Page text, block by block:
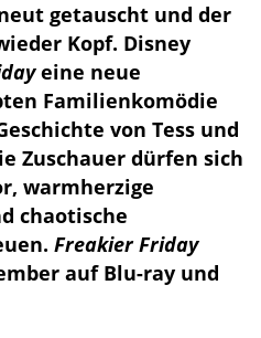
getauscht und der
Kopf. Disney
eine neue
Familienkomödie
von Tess und
Zuschauer dürfen sich
warmherzige
chaotische
Freakier Friday
auf Blu-ray und